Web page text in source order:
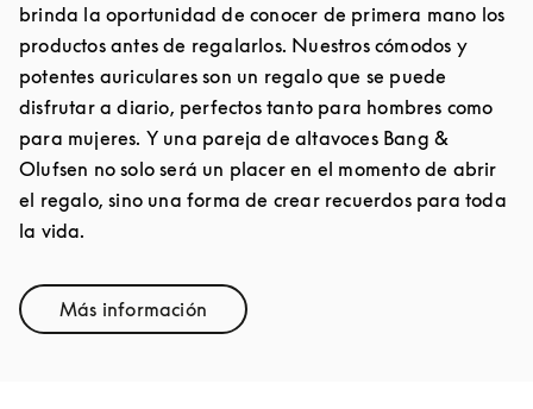
brinda la oportunidad de conocer de primera mano los
productos antes de regalarlos. Nuestros cómodos y
potentes auriculares son un regalo que se puede
disfrutar a diario, perfectos tanto para hombres como
para mujeres. Y una pareja de altavoces Bang &
Olufsen no solo será un placer en el momento de abrir
el regalo, sino una forma de crear recuerdos para toda
la vida.
Más informaciónLink Opens in New Tab